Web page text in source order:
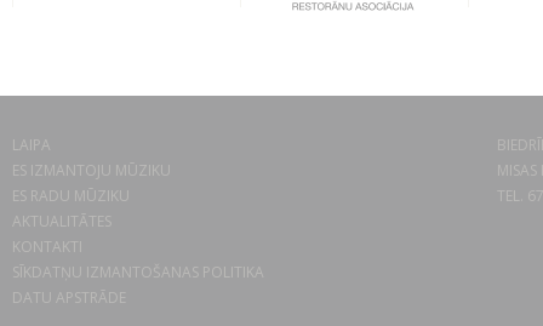
LAIPA
ES IZMANTOJU MŪZIKU
ES RADU MŪZIKU
AKTUALITĀTES
KONTAKTI
SĪKDATŅU IZMANTOŠANAS POLITIKA
DATU APSTRĀDE
TEL.